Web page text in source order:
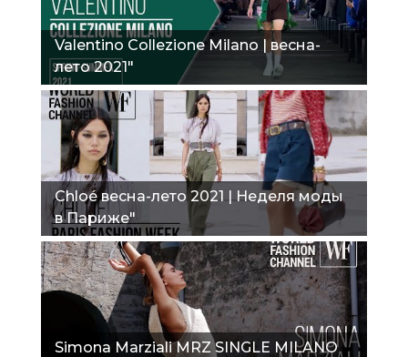
Valentino Collezione Milano | весна-
лето 2021"
Chloé весна-лето 2021 | Неделя моды
в Париже"
Simona Marziali MRZ SINGLE MILANO